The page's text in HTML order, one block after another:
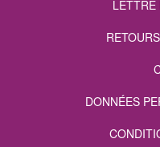
LETTRE
DONNÉES